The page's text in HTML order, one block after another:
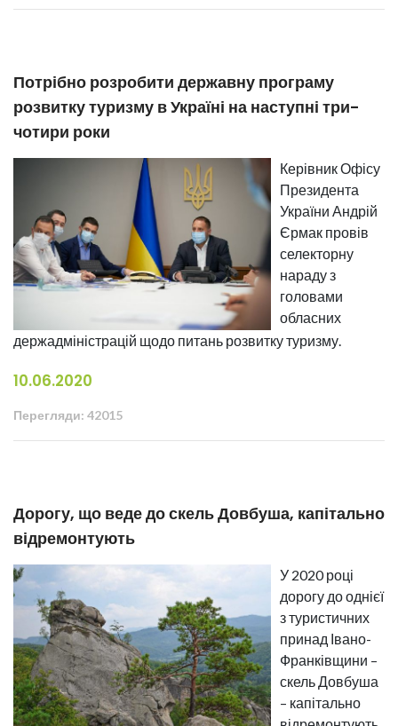
Потрібно розробити державну програму
розвитку туризму в Україні на наступні три-
чотири роки
Керівник Офісу
Президента
України Андрій
Єрмак провів
селекторну
нараду з
головами
обласних
держадміністрацій щодо питань розвитку туризму.
10.06.2020
Перегляди: 42015
Дорогу, що веде до скель Довбуша, капітально
відремонтують
У 2020 році
дорогу до однієї
з туристичних
принад Івано-
Франківщини –
скель Довбуша
– капітально